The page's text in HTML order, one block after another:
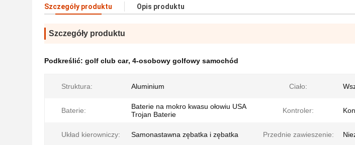
Szczegóły produktu Opis produktu
Szczegóły produktu
Podkreślić: golf club car, 4-osobowy golfowy samochód
Struktura: Aluminium Ciało:
Baterie:
Baterie na mokro kwasu ołowiu USA
Trojan Baterie
Kontroler:
Układ kierowniczy: Samonastawna zębatka i zębatka Przednie zawieszenie: